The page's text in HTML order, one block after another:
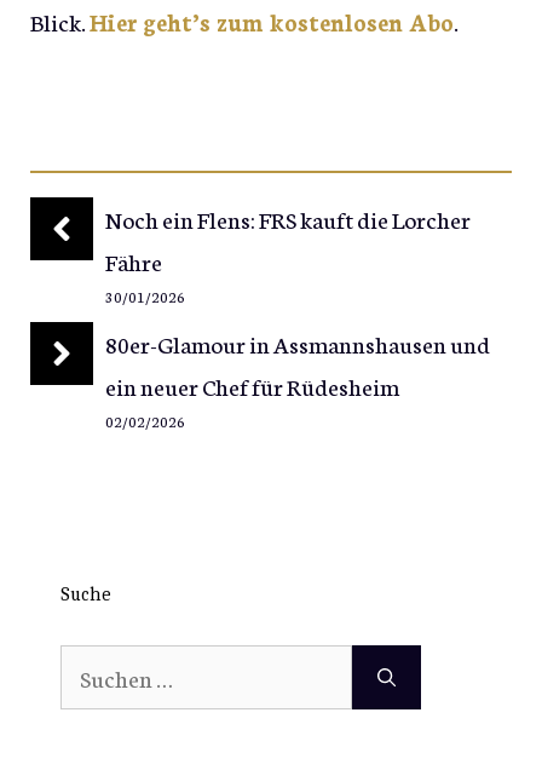
Blick.Hier geht’s zum kostenlosen Abo.
Noch ein Flens: FRS kauft die Lorcher
Fähre
30/01/2026
80er-Glamour in Assmannshausen und
ein neuer Chef für Rüdesheim
02/02/2026
Suche
Suchen
nach: